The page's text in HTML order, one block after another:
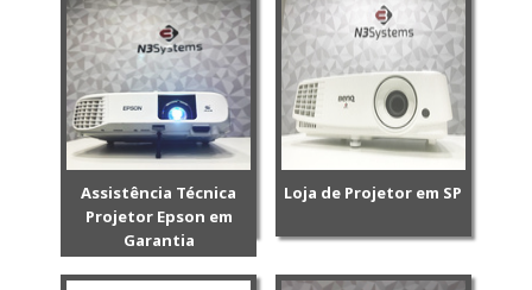
Assistência Técnica
Projetor Epson em
Garantia
Loja de Projetor em SP